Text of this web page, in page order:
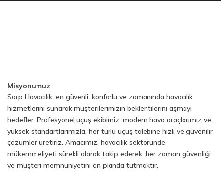
Misyonumuz
Sarp Havacılık, en güvenli, konforlu ve zamanında havacılık
hizmetlerini sunarak müşterilerimizin beklentilerini aşmayı
hedefler. Profesyonel uçuş ekibimiz, modern hava araçlarımız ve
yüksek standartlarımızla, her türlü uçuş talebine hızlı ve güvenilir
çözümler üretiriz. Amacımız, havacılık sektöründe
mükemmeliyeti sürekli olarak takip ederek, her zaman güvenliği
ve müşteri memnuniyetini ön planda tutmaktır.